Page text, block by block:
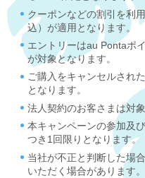
クーポンなどの割引を利
込）が適用となります。
エントリーはau Pontaポ
が対象となります。
ご購入をキャンセルされ
となります。
法人契約のお客さまは対
本キャンペーンの参加及
つき1回限りとなります。
当社が不正と判断した場
いただく場合があります。